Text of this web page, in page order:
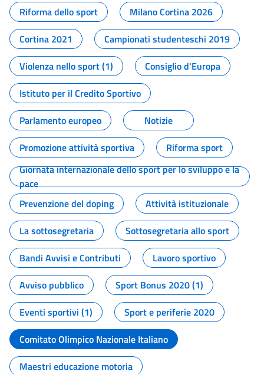
Riforma dello sport
Milano Cortina 2026
Cortina 2021
Campionati studenteschi 2019
Violenza nello sport (1)
Consiglio d'Europa
Istituto per il Credito Sportivo
Parlamento europeo
Notizie
Promozione attività sportiva
Riforma sport
Giornata internazionale dello sport per lo sviluppo e la
pace
Prevenzione del doping
Attività istituzionale
La sottosegretaria
Sottosegretaria allo sport
Bandi Avvisi e Contributi
Lavoro sportivo
Avviso pubblico
Sport Bonus 2020 (1)
Eventi sportivi (1)
Sport e periferie 2020
Comitato Olimpico Nazionale Italiano
Maestri educazione motoria